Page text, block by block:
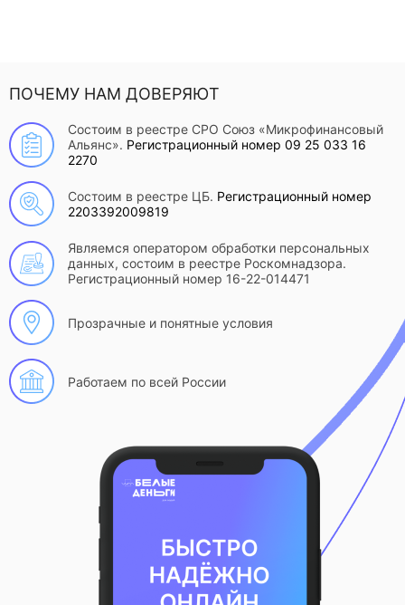
ПОЧЕМУ НАМ ДОВЕРЯЮТ
Состоим в реестре СРО Союз «Микрофинансовый
Альянс». Регистрационный номер 09 25 033 16
2270
Состоим в реестре ЦБ. Регистрационный номер
2203392009819
Являемся оператором обработки персональных
данных, состоим в реестре Роскомнадзора.
Регистрационный номер 16-22-014471
Прозрачные и понятные условия
Работаем по всей России